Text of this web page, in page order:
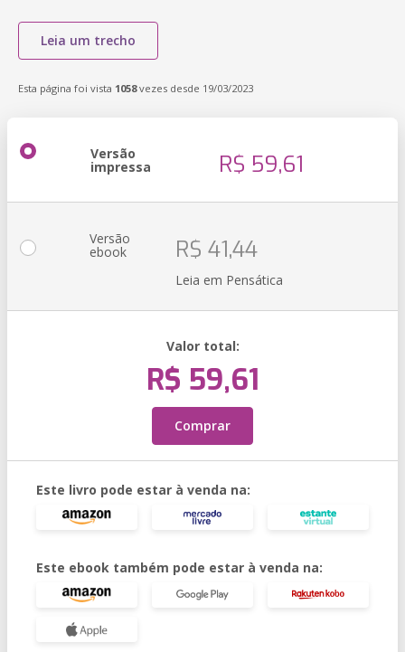
Leia um trecho
Esta página foi vista 1058vezes desde 19/03/2023
Versão
impressa R$ 59,61
Versão
ebook R$ 41,44
Leia em Pensática
Valor total:
R$ 59,61
Comprar
Este livro pode estar à venda na:
Este ebook também pode estar à venda na: